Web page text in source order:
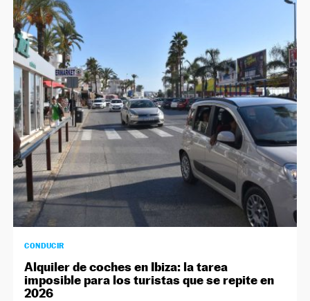
CONDUCIR
Alquiler de coches en Ibiza: la tarea
imposible para los turistas que se repite en
2026